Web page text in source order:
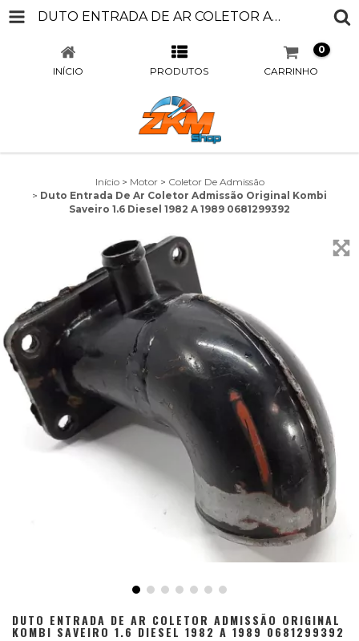
DUTO ENTRADA DE AR COLETOR ADMISSÃO ORIGINAL KOMBI SAVEIRO 1.6 DIESEL 1982 A 1989 0681299392
INÍCIO PRODUTOS CARRINHO
0
Início > Motor > Coletor De Admissão
> Duto Entrada De Ar Coletor Admissão Original Kombi
Saveiro 1.6 Diesel 1982 A 1989 0681299392
DUTO ENTRADA DE AR COLETOR ADMISSÃO ORIGINAL
KOMBI SAVEIRO 1.6 DIESEL 1982 A 1989 0681299392